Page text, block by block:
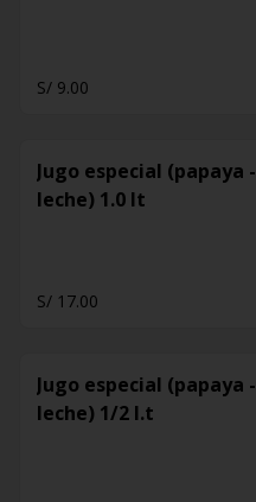
S/ 9.00
Jugo especial (papaya -
leche) 1.0 lt
S/ 17.00
Jugo especial (papaya -
leche) 1/2 l.t